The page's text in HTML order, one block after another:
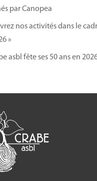
par Canopea
nos activités dans le
»
asbl fête ses 50 ans en